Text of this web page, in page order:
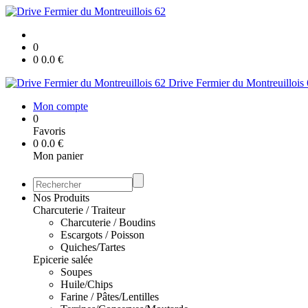
0
0 0.0 €
Drive Fermier du Montreuillois
Mon compte
0
Favoris
0 0.0 €
Mon panier
Nos Produits
Charcuterie / Traiteur
Charcuterie / Boudins
Escargots / Poisson
Quiches/Tartes
Epicerie salée
Soupes
Huile/Chips
Farine / Pâtes/Lentilles